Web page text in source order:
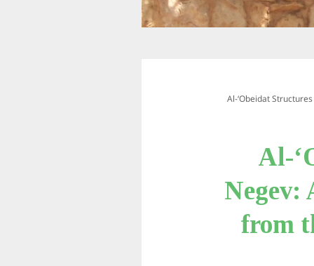
Al-‘Obeidat
Al-
Negev:
from